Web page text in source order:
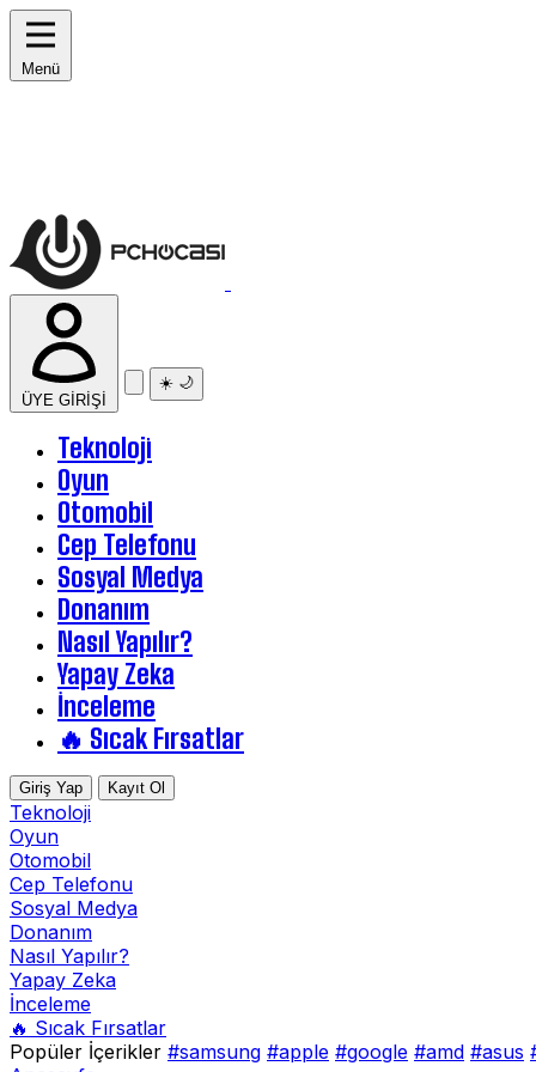
Menü
ÜYE GİRİŞİ
☀️ 🌙
Teknoloji
Oyun
Otomobil
Cep Telefonu
Sosyal Medya
Donanım
Nasıl Yapılır?
Yapay Zeka
İnceleme
🔥 Sıcak Fırsatlar
Giriş Yap Kayıt Ol
Teknoloji
Oyun
Otomobil
Cep Telefonu
Sosyal Medya
Donanım
Nasıl Yapılır?
Yapay Zeka
İnceleme
🔥 Sıcak Fırsatlar
Popüler İçerikler #samsung #apple #google #amd #asus